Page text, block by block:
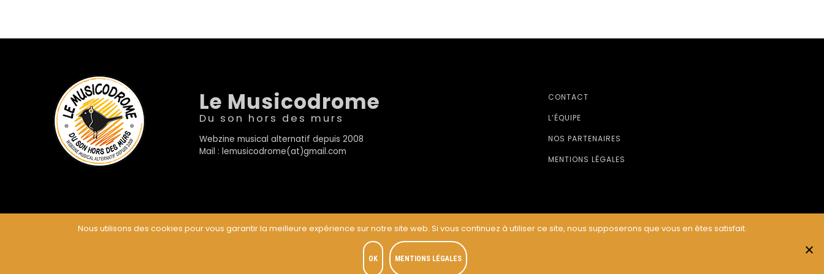
Le Musicodrome
Du son hors des murs
Webzine musical alternatif depuis 2008
Mail : lemusicodrome(at)gmail.com
CONTACT
L’ÉQUIPE
NOS PARTENAIRES
MENTIONS LÉGALES
Nous utilisons des cookies pour vous garantir la meilleure expérience sur notre site web. Si vous continuez à utiliser ce site, nous supposerons que vous en êtes satisfait.
OK MENTIONS LÉGALES